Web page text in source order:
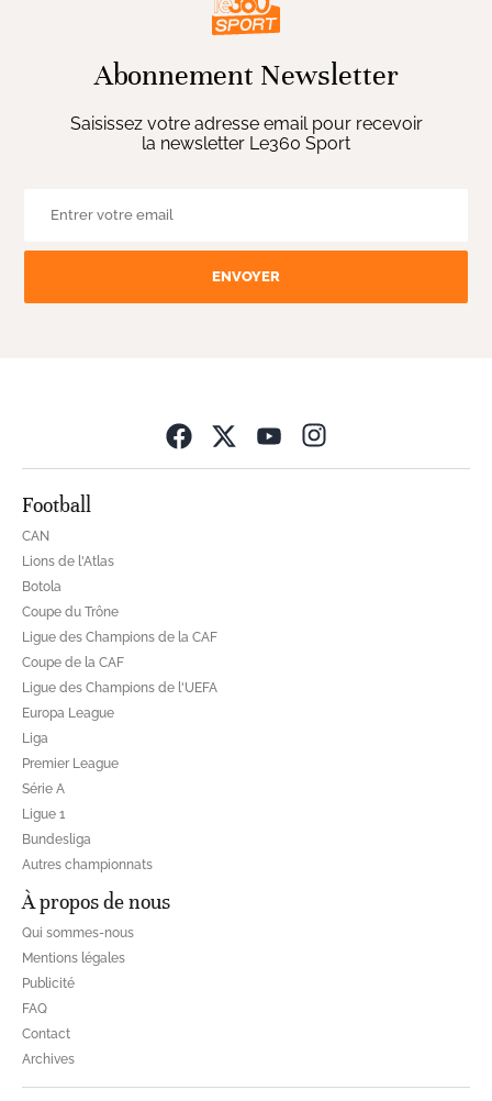
Abonnement Newsletter
Saisissez votre adresse email pour recevoir
la newsletter Le360 Sport
ENVOYER
Football
CAN
Lions de l'Atlas
Botola
Coupe du Trône
Ligue des Champions de la CAF
Coupe de la CAF
Ligue des Champions de l'UEFA
Europa League
Liga
Premier League
Série A
Ligue 1
Bundesliga
Autres championnats
À propos de nous
Qui sommes-nous
Mentions légales
Publicité
FAQ
Contact
Archives